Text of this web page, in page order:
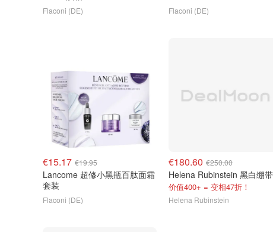
Flaconi (DE) Flaconi (DE)
€15.17 €19.95
Lancome 超修小黑瓶百肽面霜
套装
Flaconi (DE)
€180.60 €250.00
价值400+ = 变相47折！
Helena Rubinstein